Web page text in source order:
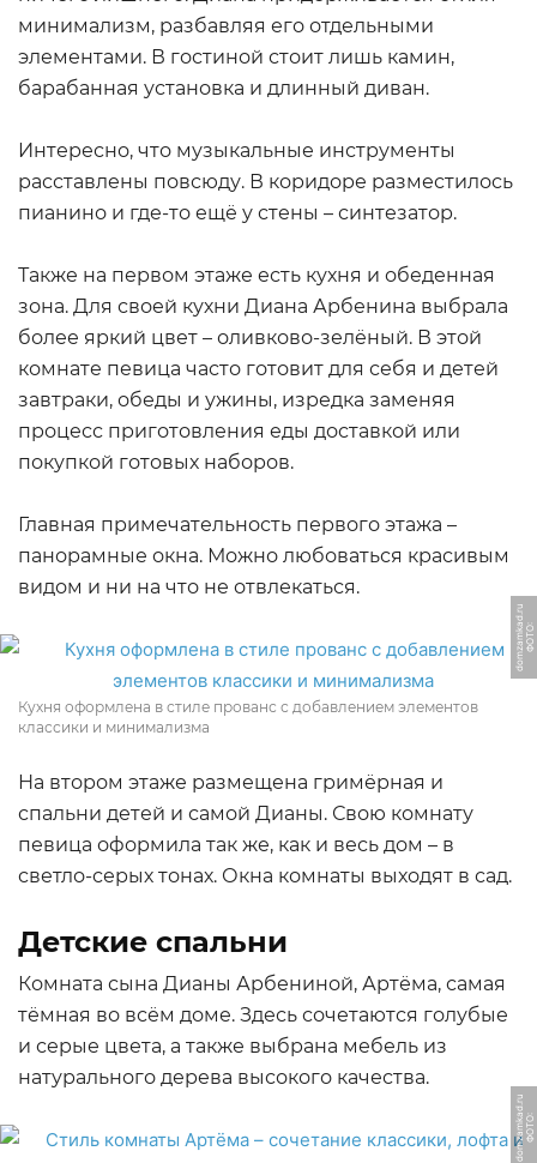
минимализм, разбавляя его отдельными
элементами. В гостиной стоит лишь камин,
барабанная установка и длинный диван.
Интересно, что музыкальные инструменты
расставлены повсюду. В коридоре разместилось
пианино и где-то ещё у стены – синтезатор.
Также на первом этаже есть кухня и обеденная
зона. Для своей кухни Диана Арбенина выбрала
более яркий цвет – оливково-зелёный. В этой
комнате певица часто готовит для себя и детей
завтраки, обеды и ужины, изредка заменяя
процесс приготовления еды доставкой или
покупкой готовых наборов.
Главная примечательность первого этажа –
панорамные окна. Можно любоваться красивым
видом и ни на что не отвлекаться.
Ф
О
Т
О:
d
o
m
z
a
m
k
a
d.
r
u
Кухня оформлена в стиле прованс с добавлением элементов
классики и минимализма
На втором этаже размещена гримёрная и
спальни детей и самой Дианы. Свою комнату
певица оформила так же, как и весь дом – в
светло-серых тонах. Окна комнаты выходят в сад.
Детские спальни
Комната сына Дианы Арбениной, Артёма, самая
тёмная во всём доме. Здесь сочетаются голубые
и серые цвета, а также выбрана мебель из
натурального дерева высокого качества.
Ф
О
Т
О:
d
o
m
z
a
m
k
a
d.
r
u